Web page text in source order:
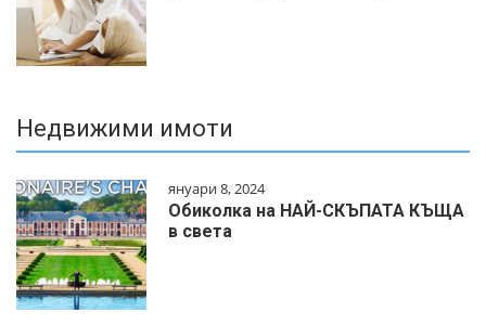
Недвижими имоти
януари 8, 2024
Обиколка на НАЙ-СКЪПАТА КЪЩА
в света